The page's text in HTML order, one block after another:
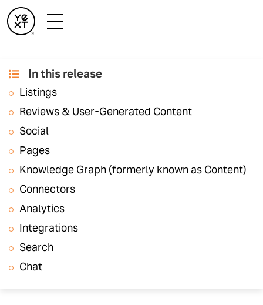
2024年2月のリリー
スノート
いつものように、2月のリリースにも、Yextプラットフ
ォーム全体にわたり可視性の向上、コンバージョンの
促進、顧客体験の改善、効率的な運用に役立つ機能が
満載されています。リリースノートには、リリースさ
れたすべての機能の詳細と関連ドキュメントへのリン
In this release
Listings
Reviews & User-Generated Content
Social
Pages
Knowledge Graph (formerly known as Content)
Connectors
Analytics
Integrations
Search
Chat